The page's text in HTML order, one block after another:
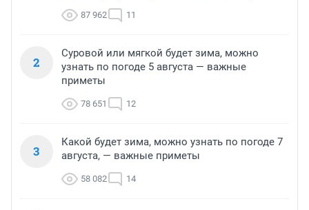
87 962 11
2
Суровой или мягкой будет зима, можно
узнать по погоде 5 августа — важные
приметы
78 651 12
3
Какой будет зима, можно узнать по погоде 7
августа, — важные приметы
58 082 14